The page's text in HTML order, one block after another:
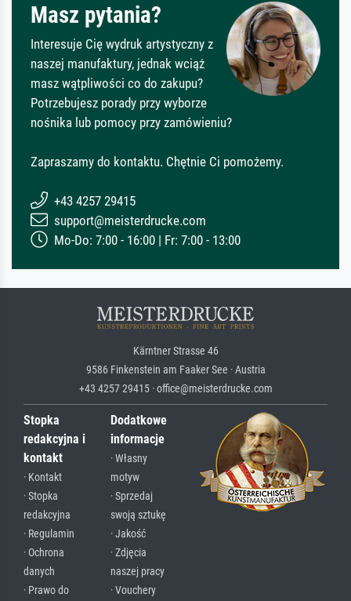
Masz pytania?
Interesuje Cię wydruk artystyczny z
naszej manufaktury, jednak wciąż
masz wątpliwości co do zakupu?
Potrzebujesz porady przy wyborze
nośnika lub pomocy przy zamówieniu?
Zapraszamy do kontaktu. Chętnie Ci pomożemy.
+43 4257 29415
support@meisterdrucke.com
Mo-Do: 7:00 - 16:00 | Fr: 7:00 - 13:00
Kärntner Strasse 46
9586 Finkenstein am Faaker See · Austria
+43 4257 29415 · office@meisterdrucke.com
Stopka
redakcyjna i
kontakt
· Kontakt
· Stopka
redakcyjna
· Regulamin
· Ochrona
danych
· Prawo do
Dodatkowe
informacje
· Własny
motyw
· Sprzedaj
swoją sztukę
· Jakość
· Zdjęcia
naszej pracy
· Vouchery